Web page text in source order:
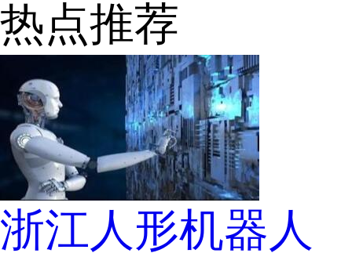
热点推荐
浙江人形机器人